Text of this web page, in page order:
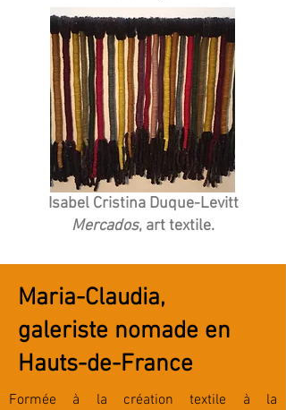
Isabel Cristina Duque-Levitt
Mercados, art textile.
Maria-Claudia,
galeriste nomade en
Hauts-de-France
Formée à la création textile à la